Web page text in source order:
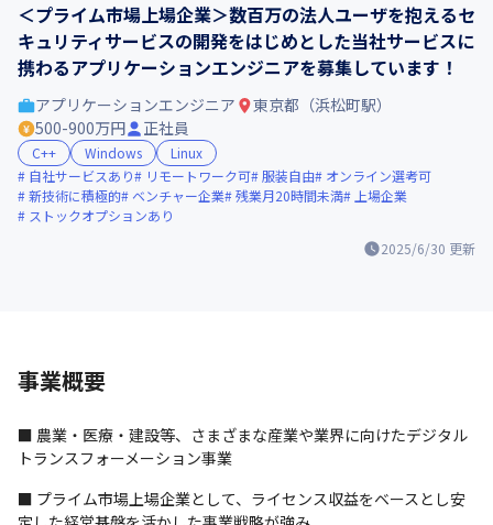
＜プライム市場上場企業＞数百万の法人ユーザを抱えるセ
キュリティサービスの開発をはじめとした当社サービスに
携わるアプリケーションエンジニアを募集しています！
2025/6/30 更新
アプリケーションエンジニア
東京都（浜松町駅）
500-900万円
正社員
C++ Windows
Linux
自社サービスあり
リモートワーク可 服装自由
オンライン選考可
新技術に積極的
ベンチャー企業 残業月20時間未満
上場企業
ストックオプションあり
事業概要
■ 農業・医療・建設等、さまざまな産業や業界に向けたデジタル
トランスフォーメーション事業
■ プライム市場上場企業として、ライセンス収益をベースとし安